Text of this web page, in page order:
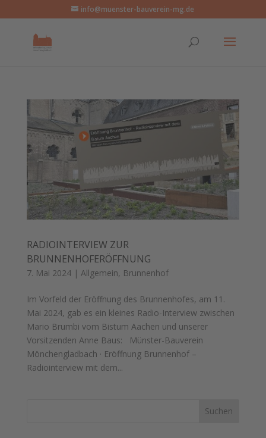
info@muenster-bauverein-mg.de
RADIOINTERVIEW ZUR
BRUNNENHOFERÖFFNUNG
7. Mai 2024| Allgemein, Brunnenhof
Im Vorfeld der Eröffnung des Brunnenhofes, am 11.
Mai 2024, gab es ein kleines Radio-Interview zwischen
Mario Brumbi vom Bistum Aachen und unserer
Vorsitzenden Anne Baus: Münster-Bauverein
Mönchengladbach · Eröffnung Brunnenhof –
Radiointerview mit dem...